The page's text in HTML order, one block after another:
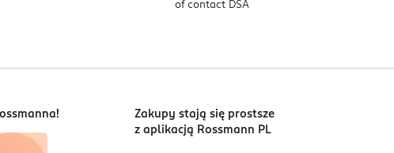
of contact DSA
Zakupy stają się prostsze
z aplikacją Rossmann PL